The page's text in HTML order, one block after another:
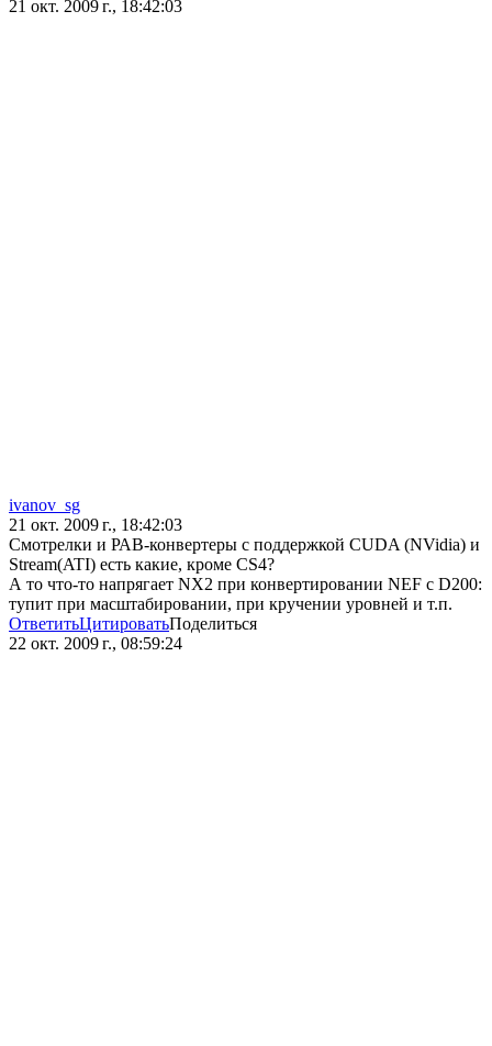
21 окт. 2009 г., 18:42:03
ivanov_sg
21 окт. 2009 г., 18:42:03
Смотрелки и РАВ-конвертеры с поддержкой CUDA (NVidia) и
Stream(ATI) есть какие, кроме CS4?
А то что-то напрягает NX2 при конвертировании NEF c D200:
тупит при масштабировании, при кручении уровней и т.п.
ОтветитьЦитироватьПоделиться
22 окт. 2009 г., 08:59:24